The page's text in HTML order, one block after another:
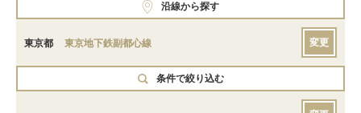
沿線から探す
東京都 東京地下鉄副都心線 変更
条件で絞り込む